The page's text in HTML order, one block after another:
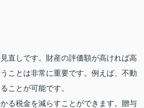
直しです。財産の評価額が高ければ高
ことは非常に重要です。例えば、不動
ことが可能です。
る税金を減らすことができます。贈与